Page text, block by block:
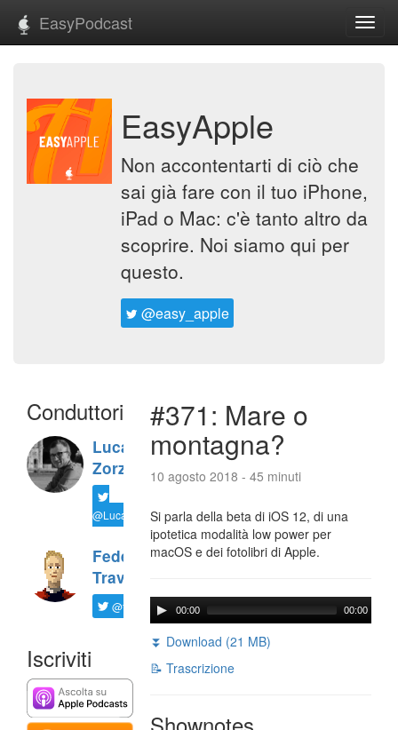
EasyPodcast
EasyApple
Non accontentarti di ciò che
sai già fare con il tuo iPhone,
iPad o Mac: c'è tanto altro da
scoprire. Noi siamo qui per
questo.
@easy_apple
Conduttori
Luca
Zorzi
@LucaTNT
Federico
Travaini
@ftrava
Iscriviti
#371: Mare o
montagna?
10 agosto 2018 - 45 minuti
Si parla della beta di iOS 12, di una
ipotetica modalità low power per
macOS e dei fotolibri di Apple.
00:00 00:00
⏬ Download (21 MB)
📝 Trascrizione